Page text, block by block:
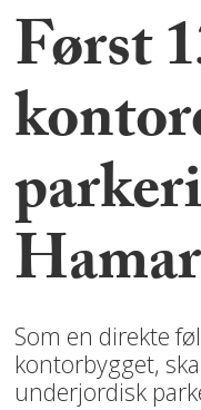
Først
Hamar
Som en direkte
kontorbygget,
underjordisk